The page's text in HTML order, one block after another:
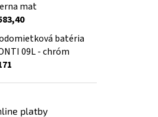
mat
batéria
09L - chróm
platby